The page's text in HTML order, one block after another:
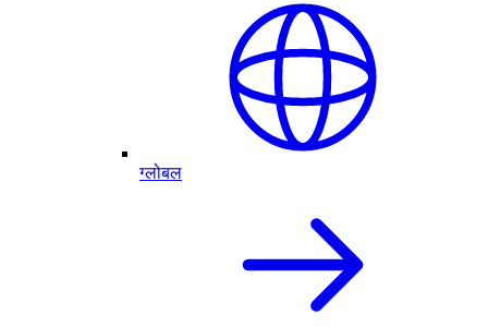
ग्लोबल